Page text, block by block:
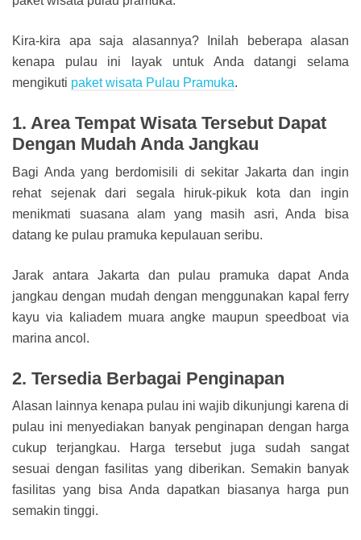
Kira-kira apa saja alasannya? Inilah beberapa alasan
kenapa pulau ini layak untuk Anda datangi selama
mengikuti paket wisata Pulau Pramuka.
1. Area Tempat Wisata Tersebut Dapat
Dengan Mudah Anda Jangkau
Bagi Anda yang berdomisili di sekitar Jakarta dan ingin
rehat sejenak dari segala hiruk-pikuk kota dan ingin
menikmati suasana alam yang masih asri, Anda bisa
datang ke pulau pramuka kepulauan seribu.
Jarak antara Jakarta dan pulau pramuka dapat Anda
jangkau dengan mudah dengan menggunakan kapal ferry
kayu via kaliadem muara angke maupun speedboat via
marina ancol.
2. Tersedia Berbagai Penginapan
Alasan lainnya kenapa pulau ini wajib dikunjungi karena di
pulau ini menyediakan banyak penginapan dengan harga
cukup terjangkau. Harga tersebut juga sudah sangat
sesuai dengan fasilitas yang diberikan. Semakin banyak
fasilitas yang bisa Anda dapatkan biasanya harga pun
semakin tinggi.